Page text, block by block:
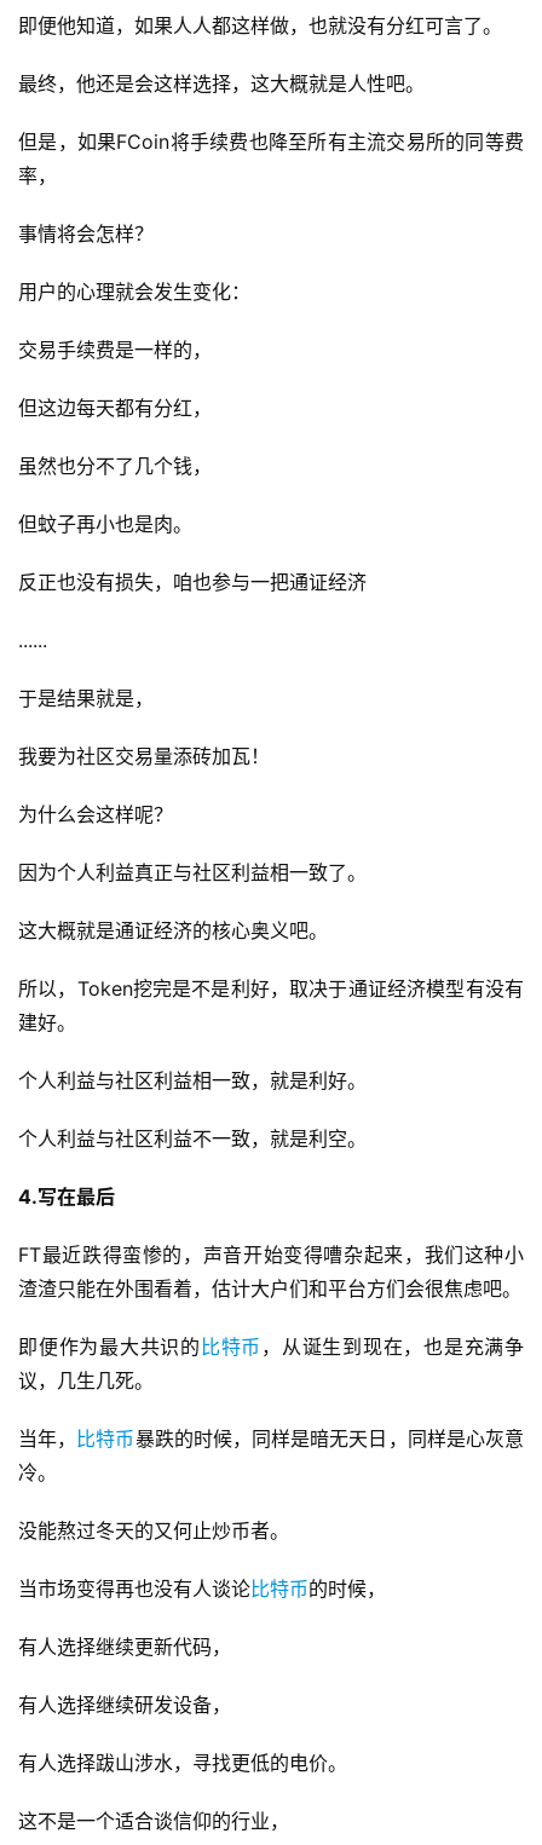
即便他知道，如果人人都这样做，也就没有分红可言了。
最终，他还是会这样选择，这大概就是人性吧。
但是，如果FCoin将手续费也降至所有主流交易所的同等费
率，
事情将会怎样？
用户的心理就会发生变化：
交易手续费是一样的，
但这边每天都有分红，
虽然也分不了几个钱，
但蚊子再小也是肉。
反正也没有损失，咱也参与一把通证经济
......
于是结果就是，
我要为社区交易量添砖加瓦！
为什么会这样呢？
因为个人利益真正与社区利益相一致了。
这大概就是通证经济的核心奥义吧。
所以，Token挖完是不是利好，取决于通证经济模型有没有
建好。
个人利益与社区利益相一致，就是利好。
个人利益与社区利益不一致，就是利空。
4.写在最后
FT最近跌得蛮惨的，声音开始变得嘈杂起来，我们这种小
渣渣只能在外围看着，估计大户们和平台方们会很焦虑吧。
即便作为最大共识的 比特币 ，从诞生到现在，也是充满争
议，几生几死。
当年， 比特币暴跌的时候，同样是暗无天日，同样是心灰意
冷。
没能熬过冬天的又何止炒币者。
当市场变得再也没有人谈论比特币的时候，
有人选择继续更新代码，
有人选择继续研发设备，
有人选择跋山涉水，寻找更低的电价。
这不是一个适合谈信仰的行业，